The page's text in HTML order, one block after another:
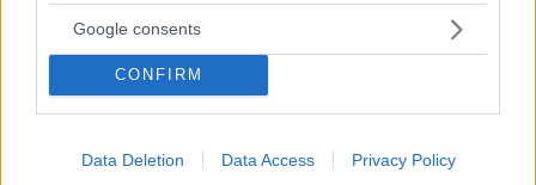
Google consents
CONFIRM
Data Deletion Data Access Privacy Policy
ΠΡΟΣΘΗΚΗ ΣΧΟΛΙΟΥ